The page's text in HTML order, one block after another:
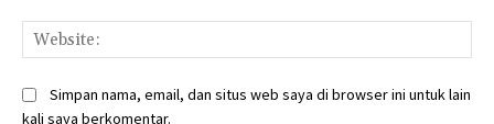
Simpan nama, email, dan situs web saya di browser ini untuk lain
kali saya berkomentar.